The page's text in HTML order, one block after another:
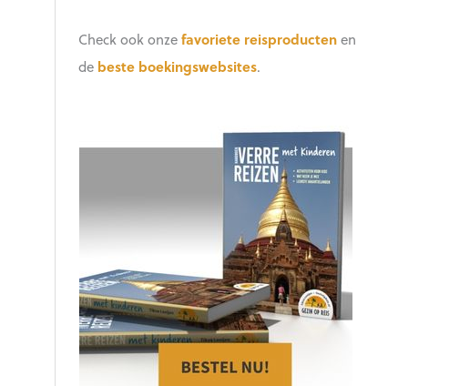
Check ook onzefavoriete reisproductenen
de beste boekingswebsites.